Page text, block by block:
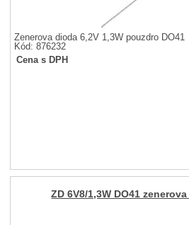
Zenerova dioda 6,2V 1,3W pouzdro DO41
Kód: 876232
Cena s DPH
ZD 6V8/1,3W DO41